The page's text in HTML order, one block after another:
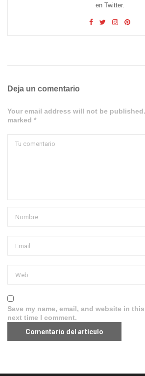
en Twitter.
Deja un comentario
Your email address will not be
marked *
Save my name, email, and website in
next time I comment.